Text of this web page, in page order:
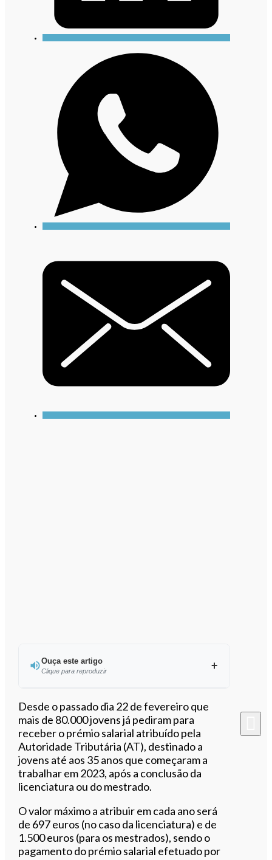
Ouça este artigo
Clique para reproduzir
Ouvir este artigo
Desde o passado dia 22 de fevereiro que
mais de 80.000 jovens já pediram para
receber o prémio salarial atribuído pela
Autoridade Tributária (AT), destinado a
jovens até aos 35 anos que começaram a
trabalhar em 2023, após a conclusão da
licenciatura ou do mestrado.
O valor máximo a atribuir em cada ano será
de 697 euros (no caso da licenciatura) e de
1.500 euros (para os mestrados), sendo o
pagamento do prémio salarial efetuado por